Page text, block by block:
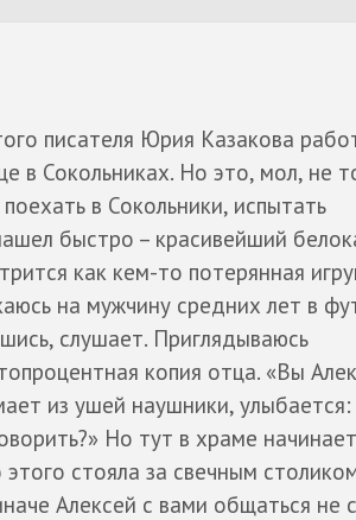
писателя Юрия Казакова
в Сокольниках. Но это, мол, не
в Сокольники, испытать
быстро – красивейший
как кем-то потерянная
на мужчину средних лет в
слушает. Приглядываюсь
копия отца. «Вы
из ушей наушники,
Но тут в храме
стояла за свечным
Алексей с вами общаться не